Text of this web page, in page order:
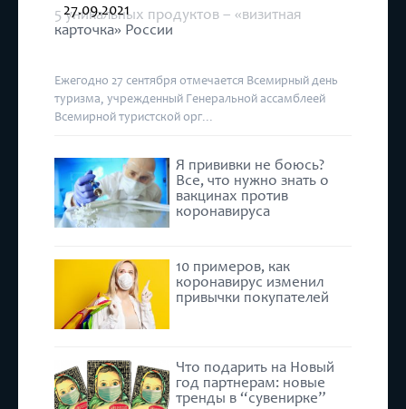
5 уникальных продуктов – «визитная
карточка» России
27.09.2021
Ежегодно 27 сентября отмечается Всемирный день
туризма, учрежденный Генеральной ассамблеей
Всемирной туристской орг...
Я прививки не боюсь?
Все, что нужно знать о
вакцинах против
коронавируса
10 примеров, как
коронавирус изменил
привычки покупателей
Что подарить на Новый
год партнерам: новые
тренды в “сувенирке”